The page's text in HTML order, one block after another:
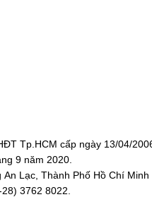
Tp.HCM cấp ngày 13/04/
9 năm 2020.
Lạc, Thành Phố Hồ Chí Minh
3762 8022.